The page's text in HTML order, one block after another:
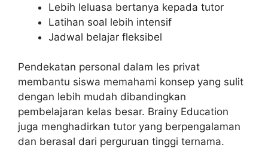
Lebih leluasa bertanya kepada tutor
Latihan soal lebih intensif
Jadwal belajar fleksibel
Pendekatan personal dalam les privat
membantu siswa memahami konsep yang sulit
dengan lebih mudah dibandingkan
pembelajaran kelas besar. Brainy Education
juga menghadirkan tutor yang berpengalaman
dan berasal dari perguruan tinggi ternama.